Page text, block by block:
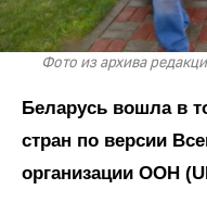
Фото из архива
Беларусь вошла в
стран по версии
организации ООН